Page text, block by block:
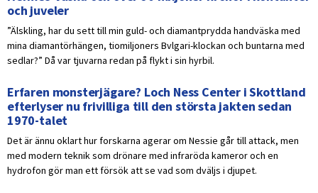
och juveler
”Älskling, har du sett till min guld- och diamantprydda handväska med
mina diamantörhängen, tiomiljoners Bvlgari-klockan och buntarna med
sedlar?” Då var tjuvarna redan på flykt i sin hyrbil.
Erfaren monsterjägare? Loch Ness Center i Skottland
efterlyser nu frivilliga till den största jakten sedan
1970-talet
Det är ännu oklart hur forskarna agerar om Nessie går till attack, men
med modern teknik som drönare med infraröda kameror och en
hydrofon gör man ett försök att se vad som dväljs i djupet.